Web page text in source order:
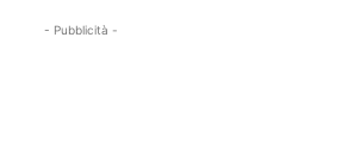
- Pubblicità -